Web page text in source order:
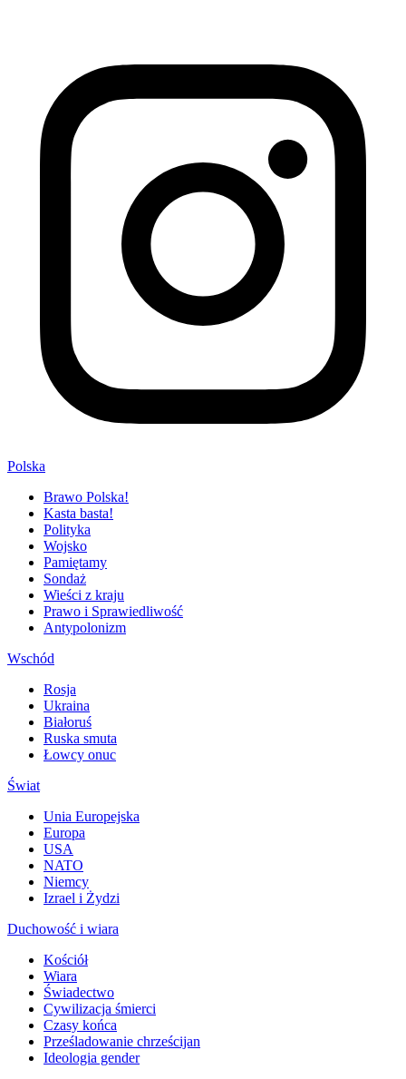
Polska
Brawo Polska!
Kasta basta!
Polityka
Wojsko
Pamiętamy
Sondaż
Wieści z kraju
Prawo i Sprawiedliwość
Antypolonizm
Wschód
Rosja
Ukraina
Białoruś
Ruska smuta
Łowcy onuc
Świat
Unia Europejska
Europa
USA
NATO
Niemcy
Izrael i Żydzi
Duchowość i wiara
Kościół
Wiara
Świadectwo
Cywilizacja śmierci
Czasy końca
Prześladowanie chrześcijan
Ideologia gender